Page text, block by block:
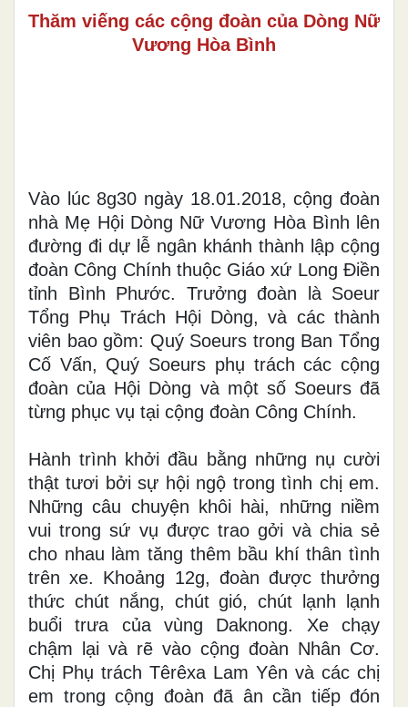
Thăm viếng các cộng đoàn của Dòng Nữ
Vương Hòa Bình
Vào lúc 8g30 ngày 18.01.2018, cộng đoàn
nhà Mẹ Hội Dòng Nữ Vương Hòa Bình lên
đường đi dự lễ ngân khánh thành lập cộng
đoàn Công Chính thuộc Giáo xứ Long Điền
tỉnh Bình Phước. Trưởng đoàn là Soeur
Tổng Phụ Trách Hội Dòng,và các thành
viên bao gồm: Quý Soeurs trong Ban Tổng
Cố Vấn, Quý Soeurs phụ trách các cộng
đoàn của Hội Dòng và một số Soeurs đã
từng phục vụ tại cộng đoàn Công Chính.
Hành trình khởi đầu bằng những nụ cười
thật tươi bởi sự hội ngộ trong tình chị em.
Những câu chuyện khôi hài, những niềm
vui trong sứ vụ được trao gởi và chia sẻ
cho nhau làm tăng thêm bầu khí thân tình
trên xe. Khoảng 12g, đoàn được thưởng
thức chút nắng, chút gió, chút lạnh lạnh
buổi trưa của vùng Daknong. Xe chạy
chậm lại và rẽ vào cộng đoàn Nhân Cơ.
Chị Phụ trách Têrêxa Lam Yên và các chị
em trong cộng đoàn đã ân cần tiếp đón